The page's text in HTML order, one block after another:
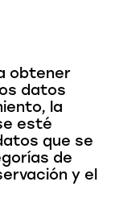
obtener
datos
la
esté
que se
de
y el